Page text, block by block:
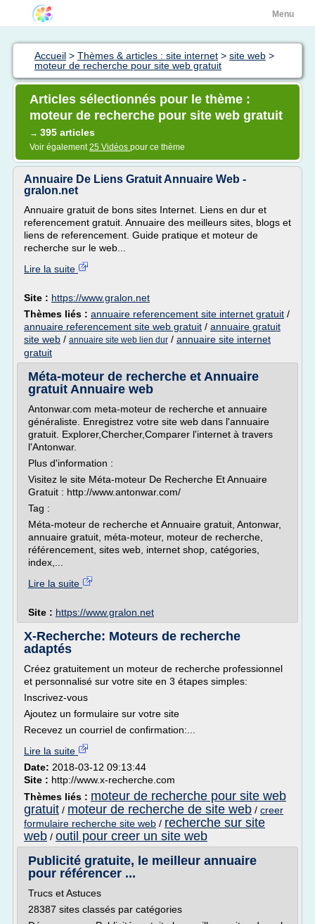
Menu
Accueil > Thèmes & articles : site internet > site web >
moteur de recherche pour site web gratuit
Articles sélectionnés pour le thème :
moteur de recherche pour site web gratuit
→ 395 articles
Voir également25 Vidéos pour ce thème
Annuaire De Liens Gratuit Annuaire Web -
gralon.net
Annuaire gratuit de bons sites Internet. Liens en dur et
referencement gratuit. Annuaire des meilleurs sites, blogs et
liens de referencement. Guide pratique et moteur de
recherche sur le web...
Lire la suite
Site : https://www.gralon.net
Thèmes liés : annuaire referencement site internet gratuit /
annuaire referencement site web gratuit / annuaire gratuit
site web / annuaire site web lien dur / annuaire site internet
gratuit
Méta-moteur de recherche et Annuaire
gratuit Annuaire web
Antonwar.com meta-moteur de recherche et annuaire
généraliste. Enregistrez votre site web dans l'annuaire
gratuit. Explorer,Chercher,Comparer l'internet à travers
l'Antonwar.
Plus d'information :
Visitez le site Méta-moteur De Recherche Et Annuaire
Gratuit : http://www.antonwar.com/
Tag :
Méta-moteur de recherche et Annuaire gratuit, Antonwar,
annuaire gratuit, méta-moteur, moteur de recherche,
référencement, sites web, internet shop, catégories,
index,...
Lire la suite
Site : https://www.gralon.net
X-Recherche: Moteurs de recherche
adaptés
Créez gratuitement un moteur de recherche professionnel
et personnalisé sur votre site en 3 étapes simples:
Inscrivez-vous
Ajoutez un formulaire sur votre site
Recevez un courriel de confirmation:...
Lire la suite
Date: 2018-03-12 09:13:44
Site : http://www.x-recherche.com
Thèmes liés : moteur de recherche pour site web
gratuit / moteur de recherche de site web / creer
formulaire recherche site web / recherche sur site
web / outil pour creer un site web
Publicité gratuite, le meilleur annuaire
pour référencer ...
Trucs et Astuces
28387 sites classés par catégories